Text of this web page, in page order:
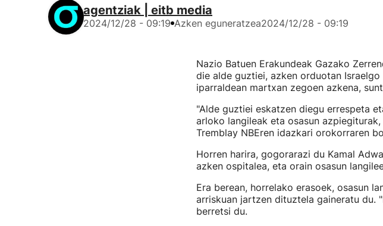
agentziak | eitb media
2024/12/28 - 09:19 Azken eguneratzea2024/12/28 - 09:19
Nazio Batuen Erakundeak Gazako
die alde guztiei, azken orduotan
iparraldean martxan zegoen azkena,
"Alde guztiei eskatzen diegu errespeta
arloko langileak eta osasun
Tremblay NBEren idazkari orokorraren
Horren harira, gogorarazi du Kamal
azken ospitalea, eta orain osasun
Era berean, horrelako erasoek, osasun
arriskuan jartzen dituztela gaineratu du. "
berretsi du.